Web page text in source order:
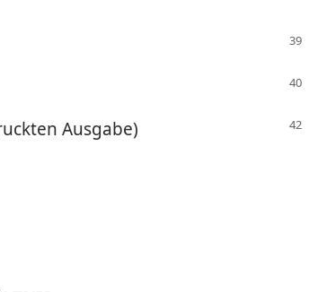
Ausgabe)